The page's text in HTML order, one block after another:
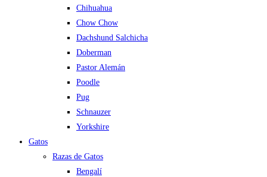
Chihuahua
Chow Chow
Dachshund Salchicha
Doberman
Pastor Alemán
Poodle
Pug
Schnauzer
Yorkshire
Gatos
Razas de Gatos
Bengalí